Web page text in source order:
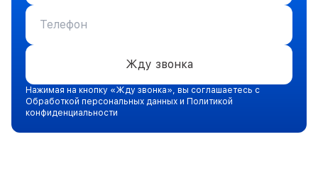
Жду звонка
Нажимая на кнопку «Жду звонка», вы соглашаетесь с
Обработкой персональных данных и Политикой
конфиденциальности